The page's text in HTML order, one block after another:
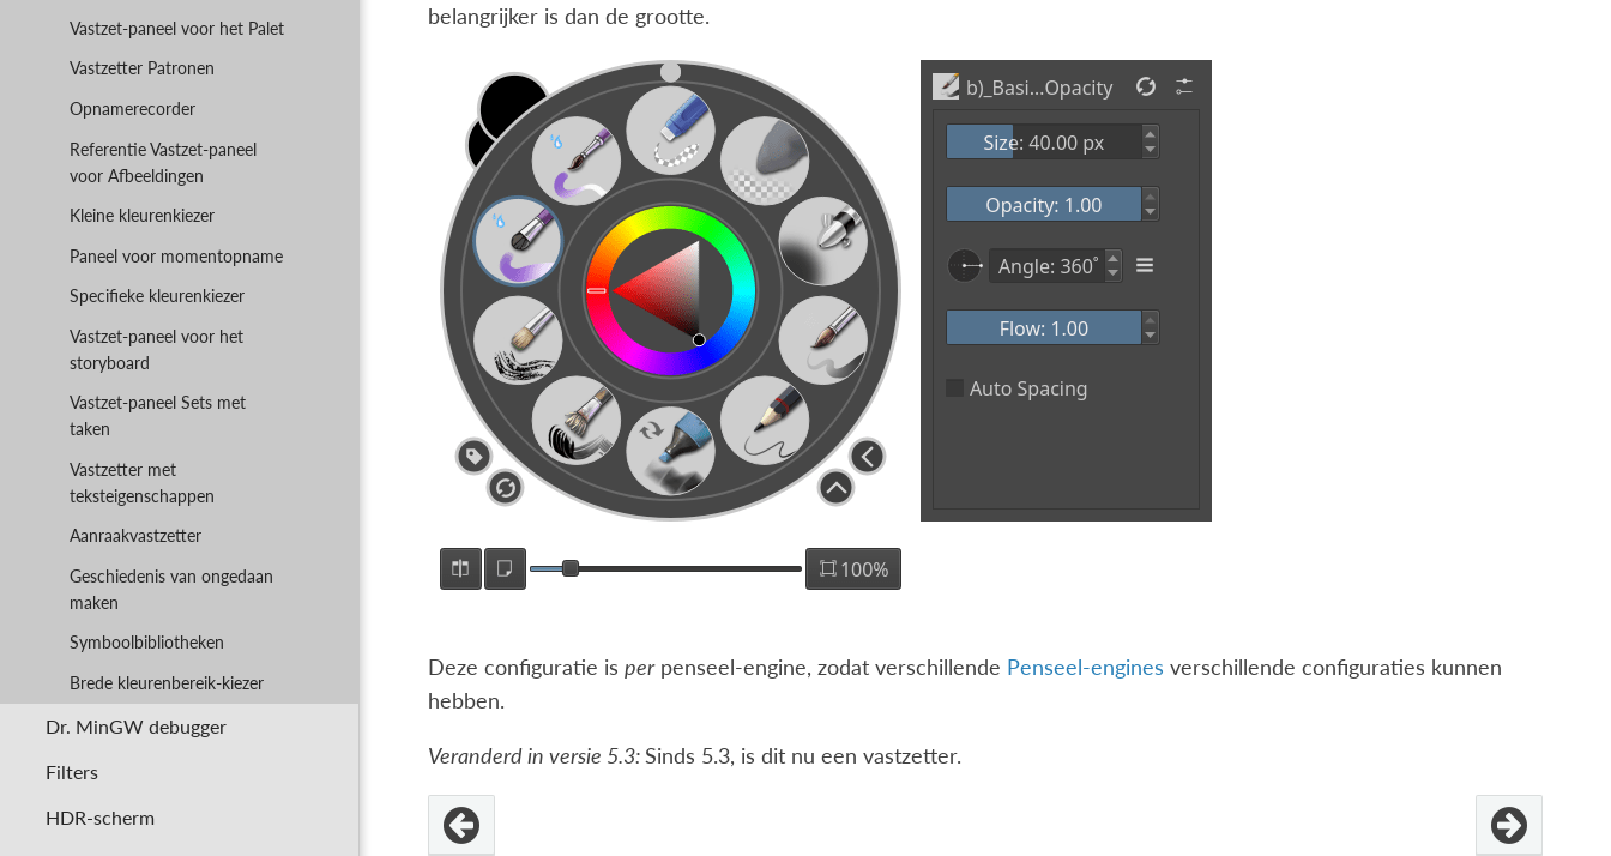
Vastzet-paneel voor het Palet
Vastzetter Patronen
Opnamerecorder
Referentie Vastzet-paneel
voor Afbeeldingen
Kleine kleurenkiezer
Paneel voor momentopname
Specifieke kleurenkiezer
Vastzet-paneel voor het
storyboard
Vastzet-paneel Sets met
taken
Vastzetter met
teksteigenschappen
Aanraakvastzetter
Geschiedenis van ongedaan
maken
Symboolbibliotheken
Brede kleurenbereik-kiezer
Dr. MinGW debugger
Filters
HDR-scherm
belangrijker is dan de grootte.
Deze configuratie is perpenseel-engine, zodat verschillende Penseel-engines verschillende configuraties kunnen
hebben.
Veranderd in versie 5.3:Sinds 5.3, is dit nu een vastzetter.